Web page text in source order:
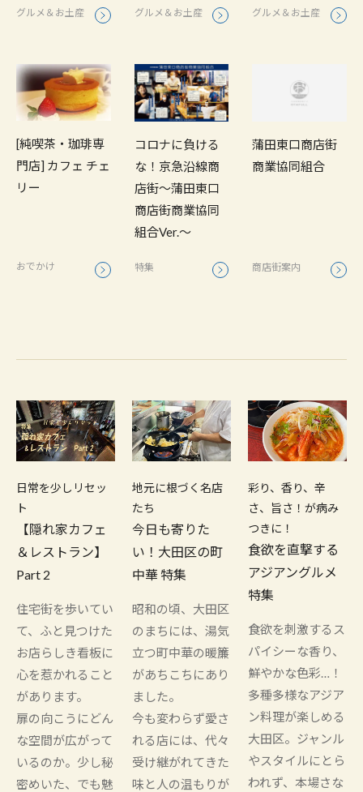
グルメ＆お土産 グルメ＆お土産 グルメ＆お土産
[純喫茶・珈琲専
門店] カフェ チェ
リー
おでかけ
コロナに負ける
な！京急沿線商
店街～蒲田東口
商店街商業協同
組合Ver.～
特集
蒲田東口商店街
商業協同組合
商店街案内
日常を少しリセッ
ト
【隠れ家カフェ
＆レストラン】
Part 2
住宅街を歩いてい
て、ふと見つけた
お店らしき看板に
心を惹かれること
があります。
扉の向こうにどん
な空間が広がって
いるのか。少し秘
密めいた、でも魅
地元に根づく名店
たち
今日も寄りた
い！大田区の町
中華 特集
昭和の頃、大田区
のまちには、湯気
立つ町中華の暖簾
があちこちにあり
ました。
今も変わらず愛さ
れる店には、代々
受け継がれてきた
味と人の温もりが
彩り、香り、辛
さ、旨さ！が病み
つきに！
食欲を直撃する
アジアングルメ
特集
食欲を刺激するス
パイシーな香り、
鮮やかな色彩…！
多種多様なアジア
ン料理が楽しめる
大田区。ジャンル
やスタイルにとら
われず、本場さな